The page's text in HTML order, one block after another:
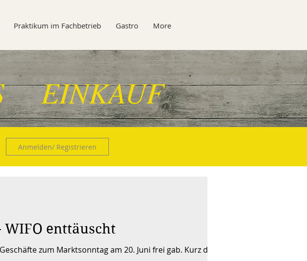
Praktikum im Fachbetrieb Gastro More
EINKAUF
Anmelden/ Registrieren
WIFO enttäuscht
zum Marktsonntag am 20. Juni frei gab. Kurz darauf